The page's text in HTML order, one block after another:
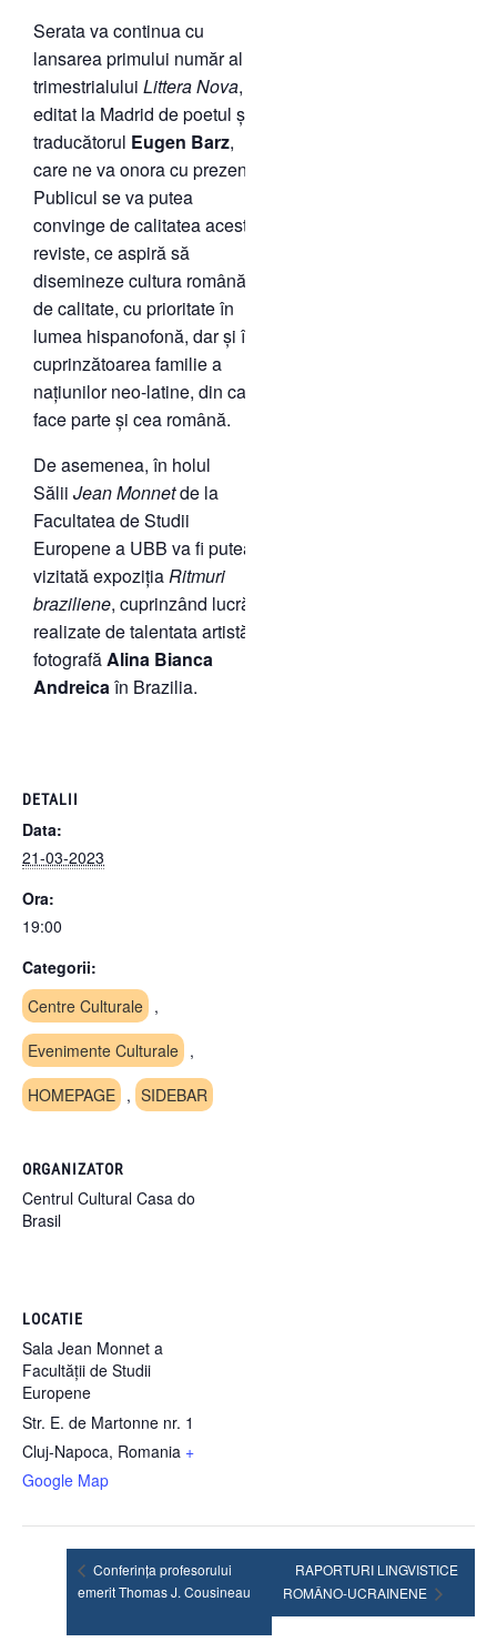
Serata va continua cu
lansarea primului număr al
trimestrialului Littera Nova,
editat la Madrid de poetul și
traducătorul Eugen Barz,
care ne va onora cu prezența.
Publicul se va putea
convinge de calitatea acestei
reviste, ce aspiră să
disemineze cultura română
de calitate, cu prioritate în
lumea hispanofonă, dar și în
cuprinzătoarea familie a
națiunilor neo-latine, din care
face parte și cea română.
De asemenea, în holul
Sălii Jean Monnetde la
Facultatea de Studii
Europene a UBB va fi putea fi
vizitată expozițiaRitmuri
braziliene, cuprinzând lucrări
realizate de talentata artistă
fotografăAlina Bianca
Andreicaîn Brazilia.
DETALII
Data:
21-03-2023
Ora:
19:00
Categorii:
Centre Culturale ,
Evenimente Culturale ,
HOMEPAGE , SIDEBAR
ORGANIZATOR
Centrul Cultural Casa do
Brasil
LOCATIE
Sala Jean Monnet a
Facultății de Studii
Europene
Str. E. de Martonne nr. 1
Cluj-Napoca, Romania +
Google Map
Conferința profesorului
emerit Thomas J. Cousineau
RAPORTURI LINGVISTICE
ROMÂNO-UCRAINENE